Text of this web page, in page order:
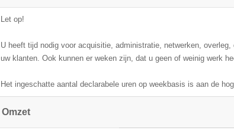
Let op!
U heeft tijd nodig voor acquisitie, administratie, netwerken,
uw klanten. Ook kunnen er weken zijn, dat u geen of weinig werk
Het ingeschatte aantal declarabele uren op weekbasis is aan de
Omzet